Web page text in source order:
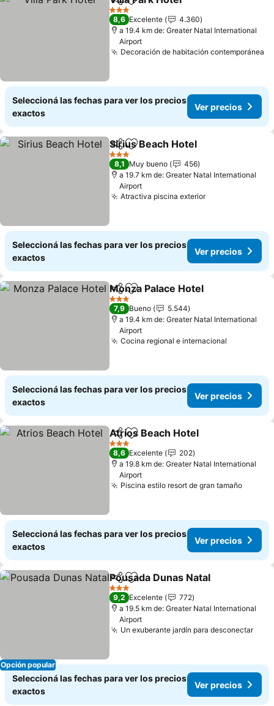
CompartirAñadir a favoritos
3 Estrellas
8,6 Excelente
4.360
a 19.4 km de: Greater Natal International
Airport
Decoración de habitación contemporánea
Seleccioná las fechas para ver los precios
exactos
Ver precios
CompartirAñadir a favoritos
Sirius Beach Hotel
3 Estrellas
8,1 Muy bueno
456
a 19.7 km de: Greater Natal International
Airport
Atractiva piscina exterior
Seleccioná las fechas para ver los precios
exactos
Ver precios
CompartirAñadir a favoritos
Monza Palace Hotel
3 Estrellas
7,9 Bueno
5.544
a 19.4 km de: Greater Natal International
Airport
Cocina regional e internacional
Seleccioná las fechas para ver los precios
exactos
Ver precios
CompartirAñadir a favoritos
Atrios Beach Hotel
3 Estrellas
8,6 Excelente
202
a 19.8 km de: Greater Natal International
Airport
Piscina estilo resort de gran tamaño
Seleccioná las fechas para ver los precios
exactos
Ver precios
Opción popular
CompartirAñadir a favoritos
Pousada Dunas Natal
3 Estrellas
9,2 Excelente
772
a 19.5 km de: Greater Natal International
Airport
Un exuberante jardín para desconectar
Seleccioná las fechas para ver los precios
exactos
Ver precios